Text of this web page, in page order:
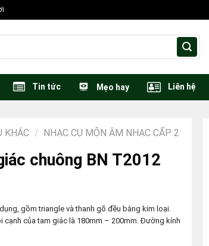
Tin tức Mẹo hay Liên hệ
KHÁC / NHẠC CỤ MÔN ÂM NHẠC CẤP 2
chuông BN T2012
gồm triangle và thanh gõ đều bằng kim loại.
cạnh của tam giác là 180mm – 200mm. Đường kính